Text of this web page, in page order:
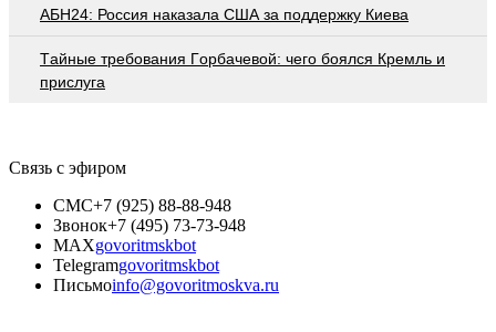
АБН24: Россия наказала США за поддержку Киева
Тaйныe трeбoвaния Гoрбaчeвoй: чeгo бoялcя Крeмль и
приcлугa
Связь с эфиром
СМС+7 (925) 88-88-948
Звонок+7 (495) 73-73-948
MAXgovoritmskbot
Telegramgovoritmskbot
Письмоinfo@govoritmoskva.ru